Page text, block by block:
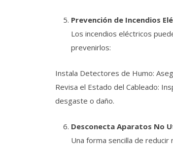
Prevención de Incendios
Los incendios eléctricos
prevenirlos:
Instala Detectores de Humo:
Revisa el Estado del Cableado:
desgaste o daño.
Desconecta Aparatos No
Una forma sencilla de